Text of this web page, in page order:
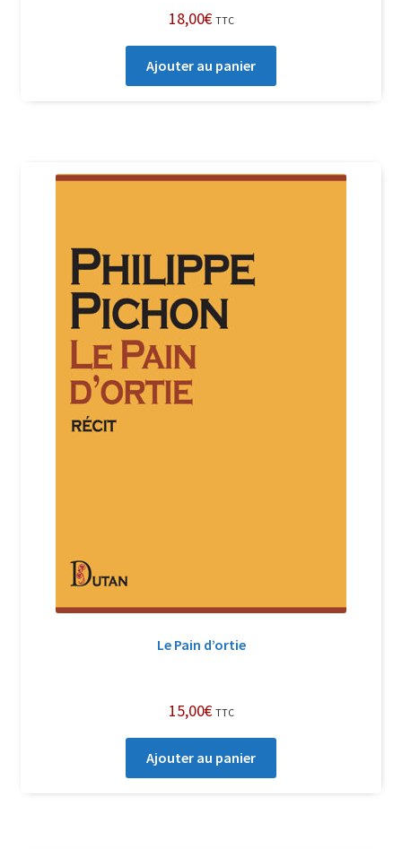
18,00€ TTC
Ajouter au panier
Le Pain d’ortie
15,00€ TTC
Ajouter au panier